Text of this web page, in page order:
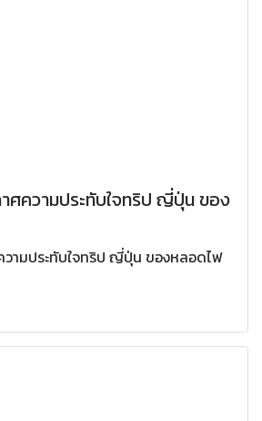
ศความประทับใจทริป ญี่ปุ่น ของ
วามประทับใจทริป ญี่ปุ่น ของหลอดไฟ